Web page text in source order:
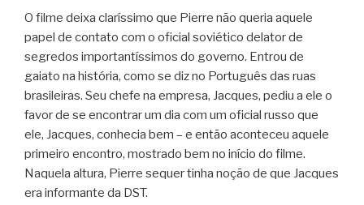
O filme deixa claríssimo que Pierre não queria aquele
papel de contato com o oficial soviético delator de
segredos importantíssimos do governo. Entrou de
gaiato na história, como se diz no Português das ruas
brasileiras. Seu chefe na empresa, Jacques, pediu a ele o
favor de se encontrar um dia com um oficial russo que
ele, Jacques, conhecia bem – e então aconteceu aquele
primeiro encontro, mostrado bem no início do filme.
Naquela altura, Pierre sequer tinha noção de que Jacques
era informante da DST.